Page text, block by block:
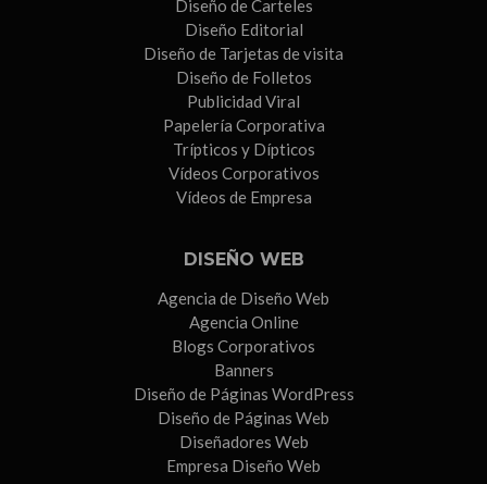
Diseño de Carteles
Diseño Editorial
Diseño de Tarjetas de visita
Diseño de Folletos
Publicidad Viral
Papelería Corporativa
Trípticos y Dípticos
Vídeos Corporativos
Vídeos de Empresa
DISEÑO WEB
Agencia de Diseño Web
Agencia Online
Blogs Corporativos
Banners
Diseño de Páginas WordPress
Diseño de Páginas Web
Diseñadores Web
Empresa Diseño Web